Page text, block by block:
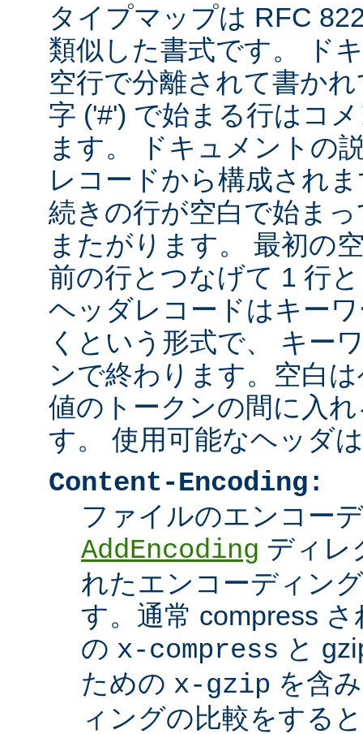
タイプマップは RFC
類似した書式です。 ド
空行で分離されて書か
字 ('#') で始まる行はコ
ます。 ドキュメントの
レコードから構成され
続きの行が空白で始ま
またがります。 最初の
前の行とつなげて 1 行
ヘッダレコードはキー
くという形式で、 キー
ンで終わります。空白
値のトークンの間に入
す。 使用可能なヘッダ
Content-Encoding:
ファイルのエンコー
AddEncoding ディレ
れたエンコーディン
す。通常 compress
の x-compress と
ための x-gzip を含
ィングの比較をする